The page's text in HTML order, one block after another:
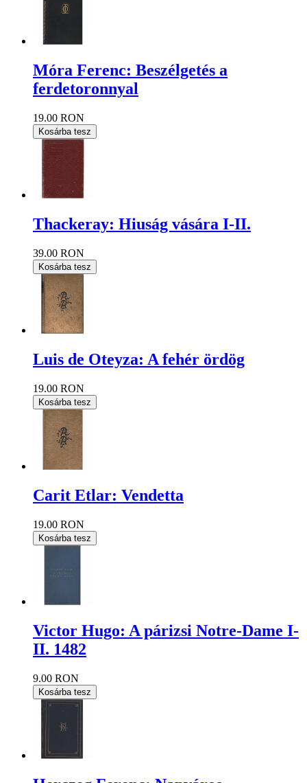
Móra Ferenc: Beszélgetés a
ferdetoronnyal
19.00 RON
Kosárba tesz
Thackeray: Hiuság vására I-II.
39.00 RON
Kosárba tesz
Luis de Oteyza: A fehér ördög
19.00 RON
Kosárba tesz
Carit Etlar: Vendetta
19.00 RON
Kosárba tesz
Victor Hugo: A párizsi Notre-Dame I-
II. 1482
9.00 RON
Kosárba tesz